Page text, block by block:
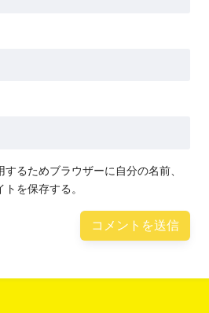
るためブラウザーに自分の名前、
を保存する。